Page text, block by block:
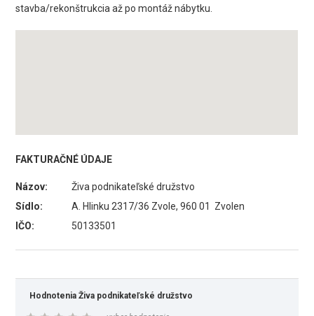
stavba/rekonštrukcia až po montáž nábytku.
FAKTURAČNÉ ÚDAJE
Názov:
Živa podnikateľské družstvo
Sídlo:
A. Hlinku 2317/36 Zvole, 960 01 Zvolen
IČO:
50133501
Hodnotenia Živa podnikateľské družstvo